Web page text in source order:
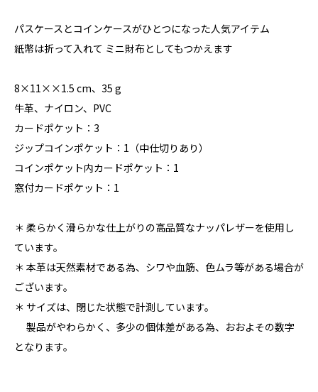
パスケースとコインケースがひとつになった人気アイテム
紙幣は折って入れて ミニ財布としてもつかえます
8×11××1.5 cm、35 g
牛革、ナイロン、PVC
カードポケット：3
ジップコインポケット：1（中仕切りあり）
コインポケット内カードポケット：1
窓付カードポケット：1
＊ 柔らかく滑らかな仕上がりの高品質なナッパレザーを使用し
ています。
＊ 本革は天然素材である為、シワや血筋、色ムラ等がある場合が
ございます。
＊ サイズは、閉じた状態で計測しています。
製品がやわらかく、多少の個体差がある為、おおよその数字
となります。